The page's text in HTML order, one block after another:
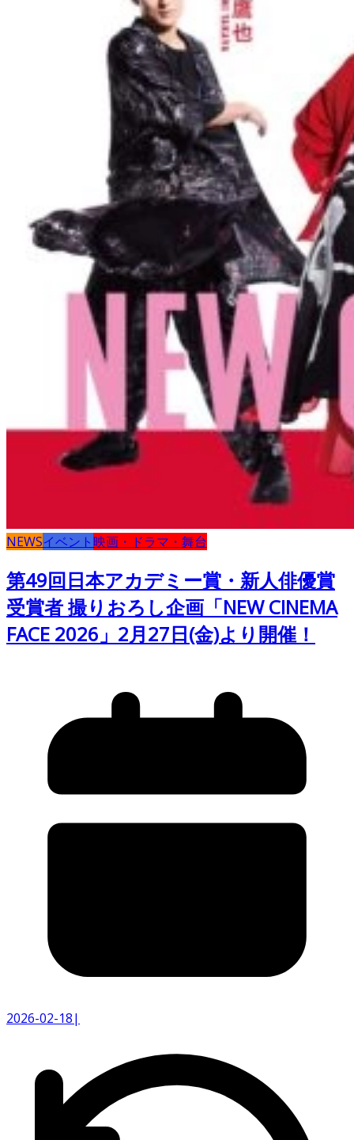
NEWSイベント映画・ドラマ・舞台
第49回日本アカデミー賞・新人俳優賞
受賞者 撮りおろし企画「NEW CINEMA
FACE 2026」2月27日(金)より開催！
2026-02-18|